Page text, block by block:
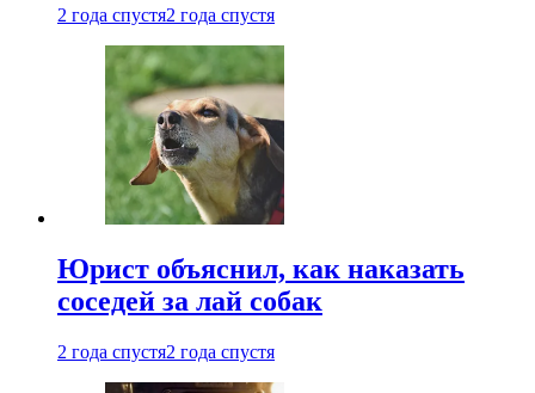
2 года спустя2 года спустя
Юрист объяснил, как наказать
соседей за лай собак
2 года спустя2 года спустя